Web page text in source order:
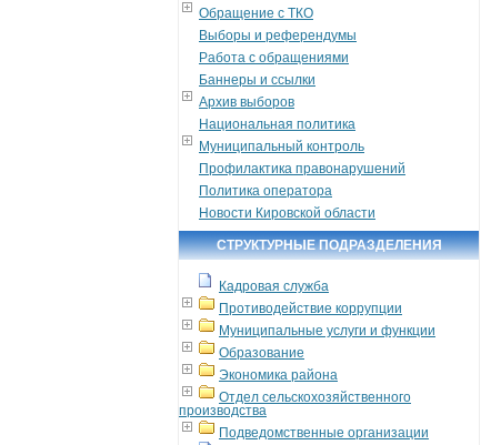
Обращение с ТКО
Выборы и референдумы
Работа с обращениями
Баннеры и ссылки
Архив выборов
Национальная политика
Муниципальный контроль
Профилактика правонарушений
Политика оператора
Новости Кировской области
СТРУКТУРНЫЕ ПОДРАЗДЕЛЕНИЯ
Кадровая служба
Противодействие коррупции
Муниципальные услуги и функции
Образование
Экономика района
Отдел сельскохозяйственного
производства
Подведомственные организации